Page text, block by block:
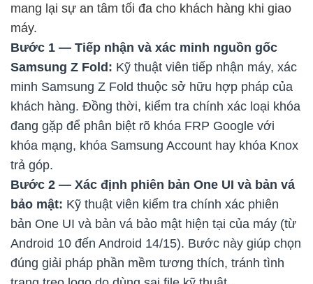
mang lại sự an tâm tối đa cho khách hàng khi giao
máy.
Bước 1 — Tiếp nhận và xác minh nguồn gốc
Samsung Z Fold: Kỹ thuật viên tiếp nhận máy, xác
minh Samsung Z Fold thuộc sở hữu hợp pháp của
khách hàng. Đồng thời, kiểm tra chính xác loại khóa
đang gặp để phân biệt rõ khóa FRP Google với
khóa mạng, khóa Samsung Account hay khóa Knox
trả góp.
Bước 2 — Xác định phiên bản One UI và bản vá
bảo mật: Kỹ thuật viên kiểm tra chính xác phiên
bản One UI và bản vá bảo mật hiện tại của máy (từ
Android 10 đến Android 14/15). Bước này giúp chọn
đúng giải pháp phần mềm tương thích, tránh tình